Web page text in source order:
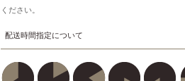
ください。
配送時間指定について